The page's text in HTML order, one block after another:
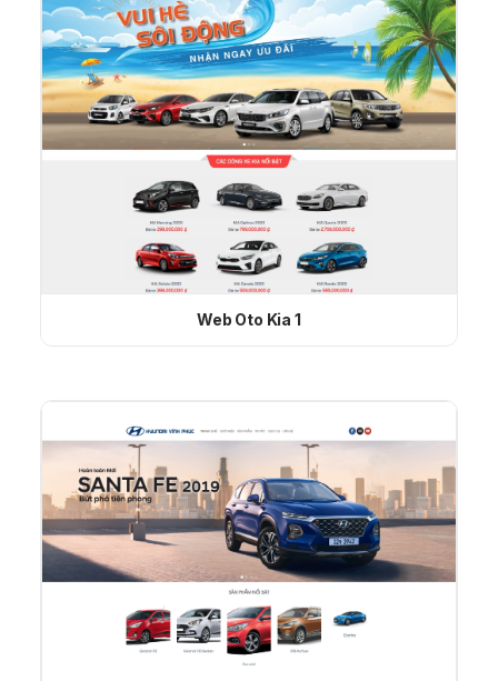
Web Oto Kia 1